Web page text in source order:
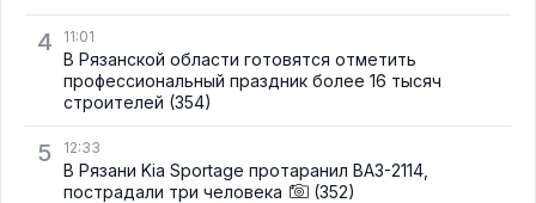
4 11:01
В Рязанской области готовятся отметить
профессиональный праздник более 16 тысяч
строителей (354)
5 12:33
В Рязани Kia Sportage протаранил ВАЗ-2114,
пострадали три человека
(352)